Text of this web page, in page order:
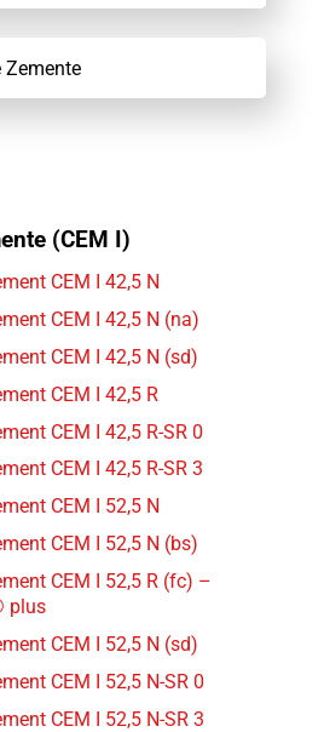
Zemente
(CEM I)
CEM I 42,5 N
CEM I 42,5 N (na)
CEM I 42,5 N (sd)
CEM I 42,5 R
CEM I 42,5 R-SR 0
CEM I 42,5 R-SR 3
CEM I 52,5 N
CEM I 52,5 N (bs)
CEM I 52,5 R (fc) –
plus
CEM I 52,5 N (sd)
CEM I 52,5 N-SR 0
CEM I 52,5 N-SR 3